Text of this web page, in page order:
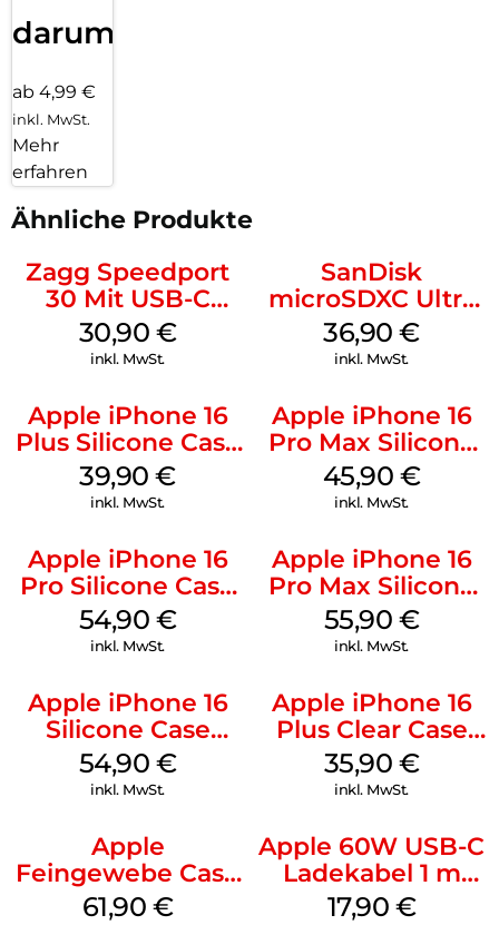
darum!
ab 4,99 €
inkl. MwSt.
Mehr
erfahren
Ähnliche Produkte
Zagg Speedport
30 Mit USB-C
Kabel Weiß
30,90 €
inkl. MwSt.
SanDisk
microSDXC Ultra
128 GB + Adapter
Mobile
36,90€
inkl. MwSt.
Apple iPhone 16
Plus Silicone Case
MagSafe Plum
39,90€
inkl. MwSt.
Apple iPhone 16
Pro Max Silicone
Case MagSafe
Ultramarine
45,90 €
inkl. MwSt.
Apple iPhone 16
Pro Silicone Case
MagSafe Black
54,90 €
inkl. MwSt.
Apple iPhone 16
Pro Max Silicone
Case MagSafe
Stone Gray
55,90 €
inkl. MwSt.
Apple iPhone 16
Silicone Case
MagSafe Black
54,90 €
inkl. MwSt.
Apple iPhone 16
Plus Clear Case
MagSafe
Transparent
35,90 €
inkl. MwSt.
Apple
Feingewebe Case
iPhone 15 Pro
61,90 €
Apple 60W USB-C
Ladekabel 1 m
Weiß
17,90 €